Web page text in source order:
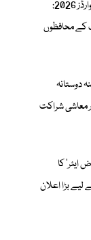
پاکستان وائلڈ لائف پروٹیکشن ایوارڈز 2026:
کے محافظوں
دوستانہ
معاشی شراکت
ایئر’ کا
لیے بڑا اعلان